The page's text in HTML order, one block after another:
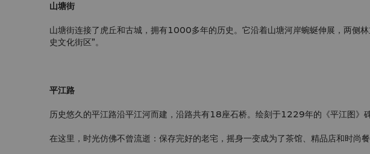
山塘街
山塘街连接了虎丘和古城，拥有1000多年的历史。它沿着山塘河岸蜿蜒伸展，两侧
史文化街区”。
平江路
历史悠久的平江路沿平江河而建，沿路共有18座石桥。绘刻于1229年的《平江图》
在这里，时光仿佛不曾流逝：保存完好的老宅，摇身一变成为了茶馆、精品店和时尚